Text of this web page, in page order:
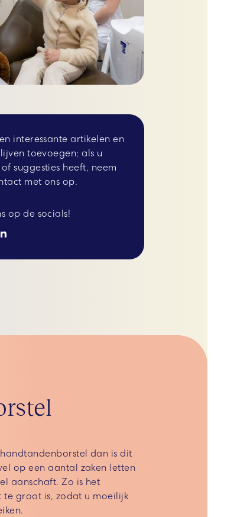
interessante artikelen en
toevoegen; als u
suggesties heeft, neem
met ons op.
op de socials!
dan is dit
op een aantal zaken letten
aanschaft. Zo is het
groot is, zodat u moeilijk